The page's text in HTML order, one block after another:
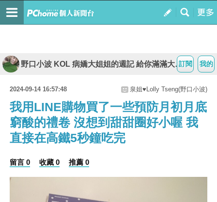
我的
訂閱
野口小波 KOL 病嬌大姐姐的週記 給你滿滿大平台
2024-09-14 16:57:48 泉姐♥Lolly Tseng(野口小波)
我用LINE購物買了一些預防月初月底
窮酸的禮卷 沒想到甜甜圈好小喔 我
直接在高鐵5秒鐘吃完
留言 0 收藏 0 推薦 0